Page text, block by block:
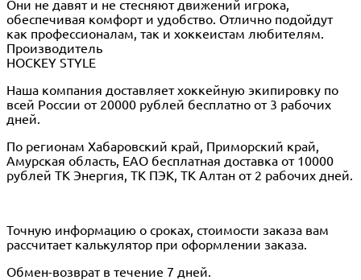
Они не давят и не стесняют движений игрока,
обеспечивая комфорт и удобство. Отлично подойдут
как профессионалам, так и хоккеистам любителям.
Производитель
HOCKEY STYLE
Наша компания доставляет хоккейную экипировку по
всей России от 20000 рублей бесплатно от 3 рабочих
дней.
По регионам Хабаровский край, Приморский край,
Амурская область, ЕАО бесплатная доставка от 10000
рублей ТК Энергия, ТК ПЭК, ТК Алтан от 2 рабочих дней.
Точную информацию о сроках, стоимости заказа вам
рассчитает калькулятор при оформлении заказа.
Обмен-возврат в течение 7 дней.